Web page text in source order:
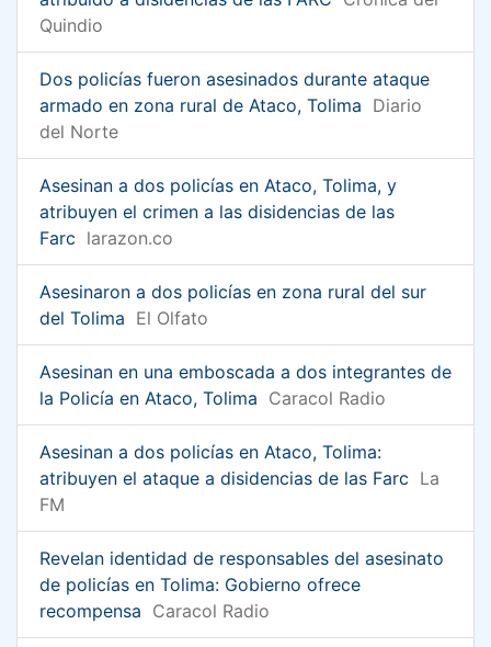
Quindio
Dos policías fueron asesinados durante ataque
armado en zona rural de Ataco, Tolima Diario
del Norte
Asesinan a dos policías en Ataco, Tolima, y
atribuyen el crimen a las disidencias de las
Farc larazon.co
Asesinaron a dos policías en zona rural del sur
del Tolima El Olfato
Asesinan en una emboscada a dos integrantes de
la Policía en Ataco, Tolima Caracol Radio
Asesinan a dos policías en Ataco, Tolima:
atribuyen el ataque a disidencias de las Farc La
FM
Revelan identidad de responsables del asesinato
de policías en Tolima: Gobierno ofrece
recompensa Caracol Radio